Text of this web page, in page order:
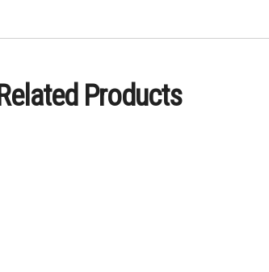
Related Products